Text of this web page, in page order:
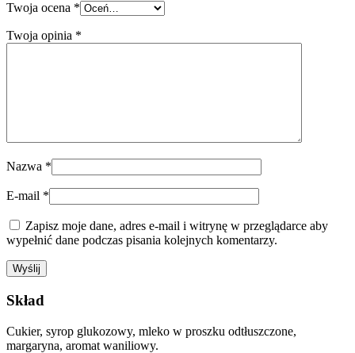
Twoja ocena *
Twoja opinia *
Nazwa *
E-mail *
Zapisz moje dane, adres e-mail i witrynę w przeglądarce aby
wypełnić dane podczas pisania kolejnych komentarzy.
Skład
Cukier, syrop glukozowy, mleko w proszku odtłuszczone,
margaryna, aromat waniliowy.